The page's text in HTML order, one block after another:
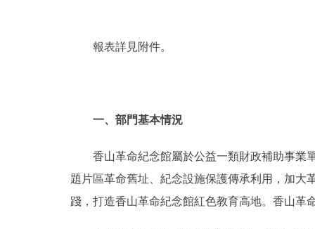
報表詳見附件。
一、部門基本情況
香山革命紀念館屬於公益一類財政補助事業
題片區革命舊址、紀念設施保護傳承利用，加大
踐，打造香山革命紀念館紅色教育高地。香山革